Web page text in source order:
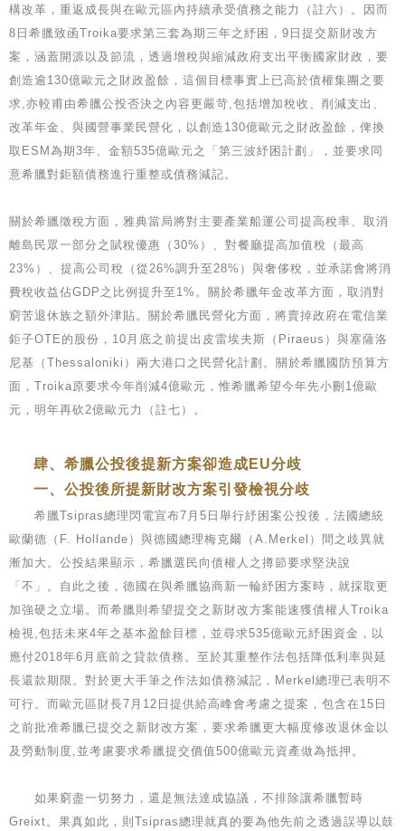
構改革，重返成長與在歐元區內持續承受債務之能力（註六）。因而
8日希臘致函Troika要求第三套為期三年之紓困，9日提交新財改方
案，涵蓋開源以及節流，透過增稅與縮減政府支出平衡國家財政，要
創造逾130億歐元之財政盈餘，這個目標事實上已高於債權集團之要
求,亦較甫由希臘公投否決之內容更嚴苛,包括增加稅收、削減支出、
改革年金、與國營事業民營化，以創造130億歐元之財政盈餘，俾換
取ESM為期3年、金額535億歐元之「第三波紓困計劃」，並要求同
意希臘對鉅額債務進行重整或債務減記。
關於希臘徵稅方面，雅典當局將對主要產業船運公司提高稅率、取消
離島民眾一部分之賦稅優惠（30%）、對餐廳提高加值稅（最高
23%）、提高公司稅（從26%調升至28%）與奢侈稅，並承諾會將消
費稅收益佔GDP之比例提升至1%。關於希臘年金改革方面，取消對
窮苦退休族之額外津貼。關於希臘民營化方面，將賣掉政府在電信業
鉅子OTE的股份，10月底之前提出皮雷埃夫斯（Piraeus）與塞薩洛
尼基（Thessaloniki）兩大港口之民營化計劃。關於希臘國防預算方
面，Troika原要求今年削減4億歐元，惟希臘希望今年先小刪1億歐
元，明年再砍2億歐元力（註七）。
肆、希臘公投後提新方案卻造成EU分歧
一、公投後所提新財改方案引發檢視分歧
希臘Tsipras總理閃電宣布7月5日舉行紓困案公投後，法國總統
歐蘭德（F. Hollande）與德國總理梅克爾（A.Merkel）間之歧異就
漸加大。公投結果顯示，希臘選民向債權人之撙節要求堅決說
「不」。自此之後，德國在與希臘協商新一輪紓困方案時，就採取更
加強硬之立場。而希臘則希望提交之新財改方案能速獲債權人Troika
檢視,包括未來4年之基本盈餘目標，並尋求535億歐元紓困資金，以
應付2018年6月底前之貸款債務。至於其重整作法包括降低利率與延
長還款期限。對於更大手筆之作法如債務減記，Merkel總理已表明不
可行。而歐元區財長7月12日提供給高峰會考慮之提案，包含在15日
之前批准希臘已提交之新財改方案，要求希臘更大幅度修改退休金以
及勞動制度,並考慮要求希臘提交價值500億歐元資產做為抵押。
如果窮盡一切努力，還是無法達成協議，不排除讓希臘暫時
Greixt。果真如此，則Tsipras總理就真的要為他先前之透過誤導以鼓